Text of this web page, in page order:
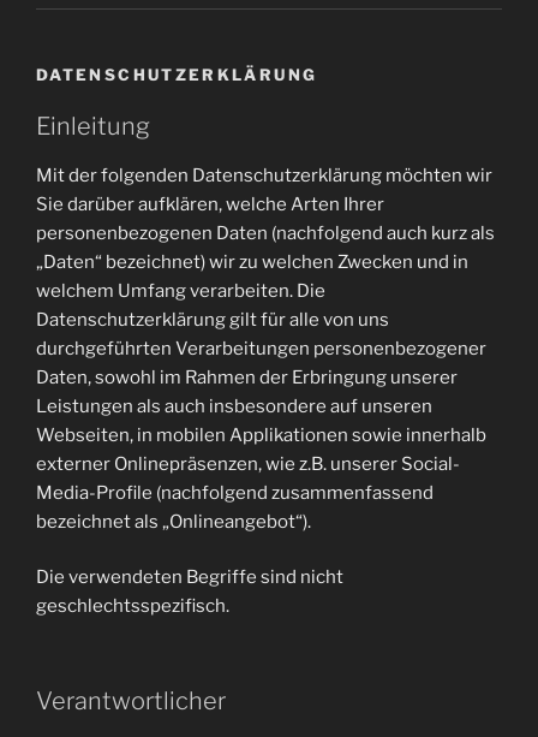
DATENSCHUTZERKLÄRUNG
Einleitung
Mit der folgenden Datenschutzerklärung möchten wir
Sie darüber aufklären, welche Arten Ihrer
personenbezogenen Daten (nachfolgend auch kurz als
„Daten“ bezeichnet) wir zu welchen Zwecken und in
welchem Umfang verarbeiten. Die
Datenschutzerklärung gilt für alle von uns
durchgeführten Verarbeitungen personenbezogener
Daten, sowohl im Rahmen der Erbringung unserer
Leistungen als auch insbesondere auf unseren
Webseiten, in mobilen Applikationen sowie innerhalb
externer Onlinepräsenzen, wie z.B. unserer Social-
Media-Profile (nachfolgend zusammenfassend
bezeichnet als „Onlineangebot“).
Die verwendeten Begriffe sind nicht
geschlechtsspezifisch.
Verantwortlicher